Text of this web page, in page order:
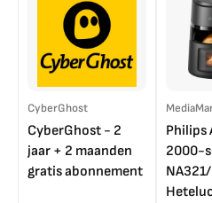
CyberGhost
CyberGhost - 2
jaar + 2 maanden
gratis abonnement
Philips
2000-